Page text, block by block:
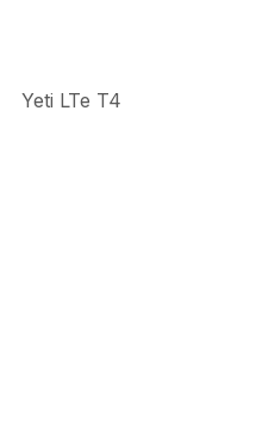
Yeti LTe T4